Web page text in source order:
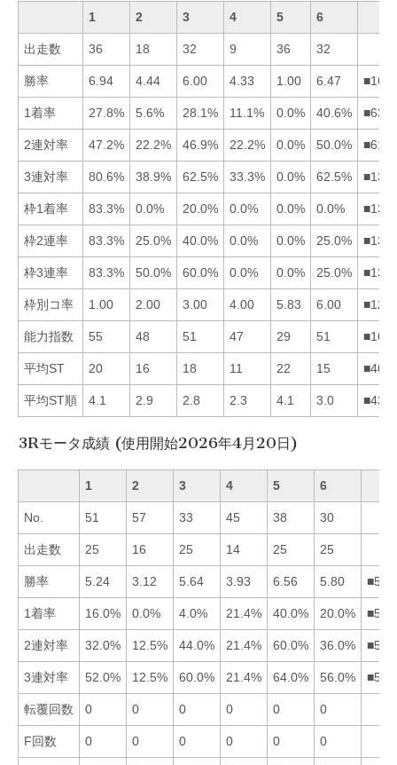
1 2 3 4 5 6
出走数 36 18 32 9 36 32
勝率 6.94 4.44 6.00 4.33 1.00 6.47
1着率 27.8% 5.6% 28.1% 11.1% 0.0% 40.6%
2連対率 47.2% 22.2% 46.9% 22.2% 0.0% 50.0%
3連対率 80.6% 38.9% 62.5% 33.3% 0.0% 62.5%
枠1着率 83.3% 0.0% 20.0% 0.0% 0.0% 0.0%
枠2連率 83.3% 25.0% 40.0% 0.0% 0.0% 25.0%
枠3連率 83.3% 50.0% 60.0% 0.0% 0.0% 25.0%
枠別コ率 1.00 2.00 3.00 4.00 5.83 6.00
能力指数 55 48 51 47 29 51
平均ST 20 16 18 11 22 15
平均ST順 4.1 2.9 2.8 2.3 4.1 3.0
3Rモータ成績 (使用開始2026年4月20日)
1 2 3 4 5 6
No. 51 57 33 45 38 30
出走数 25 16 25 14 25 25
勝率 5.24 3.12 5.64 3.93 6.56 5.80
1着率 16.0% 0.0% 4.0% 21.4% 40.0% 20.0%
2連対率 32.0% 12.5% 44.0% 21.4% 60.0% 36.0%
3連対率 52.0% 12.5% 60.0% 21.4% 64.0% 56.0%
転覆回数 0 0 0 0 0 0
F回数 0 0 0 0 0 0